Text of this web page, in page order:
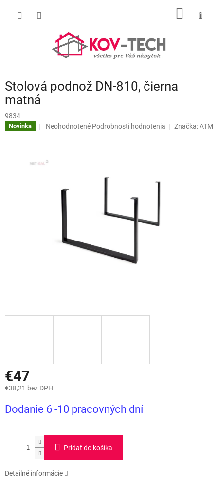
Stolová podnož DN-810, čierna
matná
9834
Novinka
Priemerné
0,0
hviezdičiek.
Neohodnotené Podrobnosti hodnotenia Značka:ATM
€47
€38,21 bez DPH
cena:
Dodanie 6 -10 pracovných dní
Pridať do košíka
Detailné informácie